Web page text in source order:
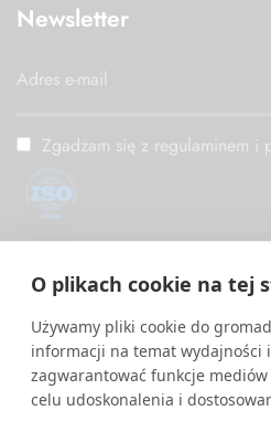
O plikach cookie na tej
Używamy pliki cookie do
informacji na temat wydajności
zagwarantować funkcje mediów
celu udoskonalenia i
Newsletter
Zgadzam się z regulaminem i
PM Digital wdrożył i utrzymuje
ISO/IEC 27001.